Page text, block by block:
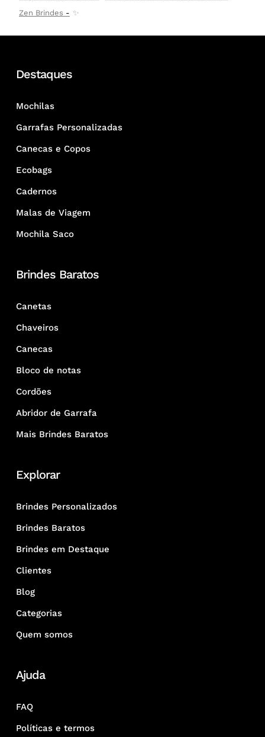
Zen Brindes
✨
Destaques
Mochilas
Garrafas Personalizadas
Canecas e Copos
Ecobags
Cadernos
Malas de Viagem
Mochila Saco
Brindes Baratos
Canetas
Chaveiros
Canecas
Bloco de notas
Cordões
Abridor de Garrafa
Mais Brindes Baratos
Explorar
Brindes Personalizados
Brindes Baratos
Brindes em Destaque
Clientes
Blog
Categorias
Quem somos
Ajuda
FAQ
Políticas e termos